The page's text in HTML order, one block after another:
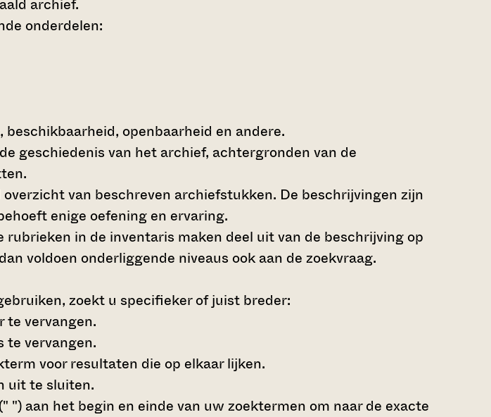
archief.
onderdelen:
openbaarheid en andere.
geschiedenis van het archief, achtergronden van de
van beschreven archiefstukken. De beschrijvingen zijn
enige oefening en ervaring.
in de inventaris maken deel uit van de beschrijving op
voldoen onderliggende niveaus ook aan de zoekvraag.
zoekt u specifieker of juist breder:
te vervangen.
te vervangen.
voor resultaten die op elkaar lijken.
uit te sluiten.
") aan het begin en einde van uw zoektermen om naar de exacte